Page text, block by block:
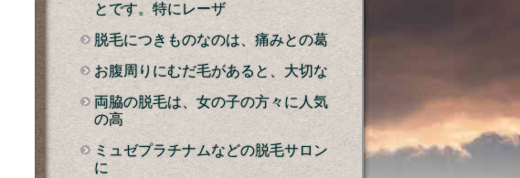
とです。特にレーザ
脱毛につきものなのは、痛みとの葛
お腹周りにむだ毛があると、大切な
両脇の脱毛は、女の子の方々に人気
の高
ミュゼプラチナムなどの脱毛サロン
に